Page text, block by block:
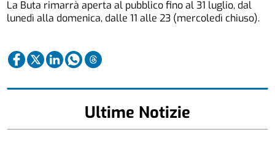
La Buta rimarrà aperta al pubblico fino al 31 luglio, dal
lunedì alla domenica, dalle 11 alle 23 (mercoledì chiuso).
Ultime Notizie